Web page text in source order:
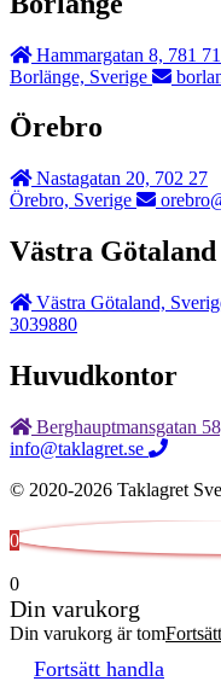
Hammargatan 8, 781 71
Borlänge, Sverige
Örebro
Nastagatan 20, 702 27
Örebro, Sverige
Västra Götaland
Västra Götaland,
3039880
Huvudkontor
Berghauptmansgatan
info@taklagret.se
© 2020-2026 Taklagret
0
0
Din varukorg
Din varukorg är tom
Fortsätt handla